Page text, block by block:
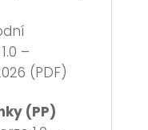
–
(PDF)
(PP)